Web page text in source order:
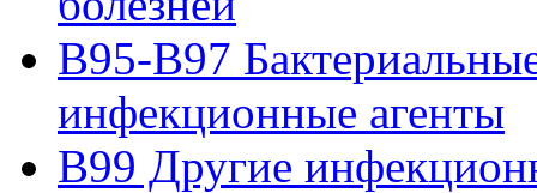
B95-B97
инфекционные агенты
B99 Другие